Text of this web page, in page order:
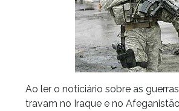
Ao ler o noticiário sobre as
travam no Iraque e no